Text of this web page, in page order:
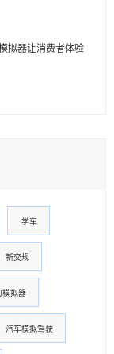
拟器让消费者体验
学车
新交规
模拟器
汽车模拟驾驶